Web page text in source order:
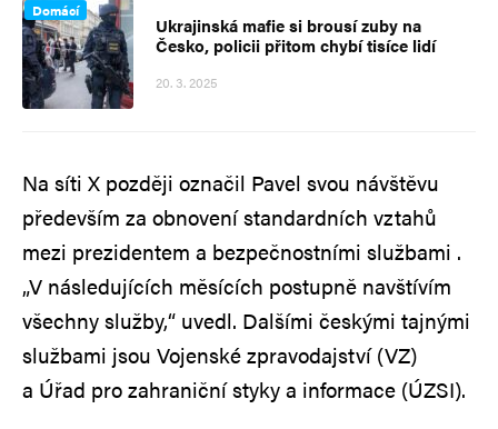
Domácí
Ukrajinská mafie si brousí zuby na
Česko, policii přitom chybí tisíce lidí
20. 3. 2025
Na síti X později označil Pavel svou návštěvu
především za obnovení standardních vztahů
mezi prezidentem a bezpečnostními službami .
„V následujících měsících postupně navštívím
všechny služby,“ uvedl. Dalšími českými tajnými
službami jsou Vojenské zpravodajství (VZ)
a Úřad pro zahraniční styky a informace (ÚZSI).